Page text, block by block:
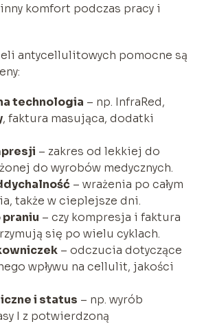
komfort podczas pracy i
antycellulitowych pomocne są
technologia – np. InfraRed,
, faktura masująca, dodatki
– zakres od lekkiej do
do wyrobów medycznych.
– wrażenia po całym
także w cieplejsze dni.
praniu – czy kompresja i faktura
się po wielu cyklach.
– odczucia dotyczące
wpływu na cellulit, jakości
i status – np. wyrób
I z potwierdzoną